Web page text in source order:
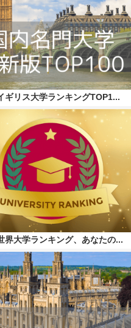
ギリス大学ランキングTOP1...
界大学ランキング、あなたの...